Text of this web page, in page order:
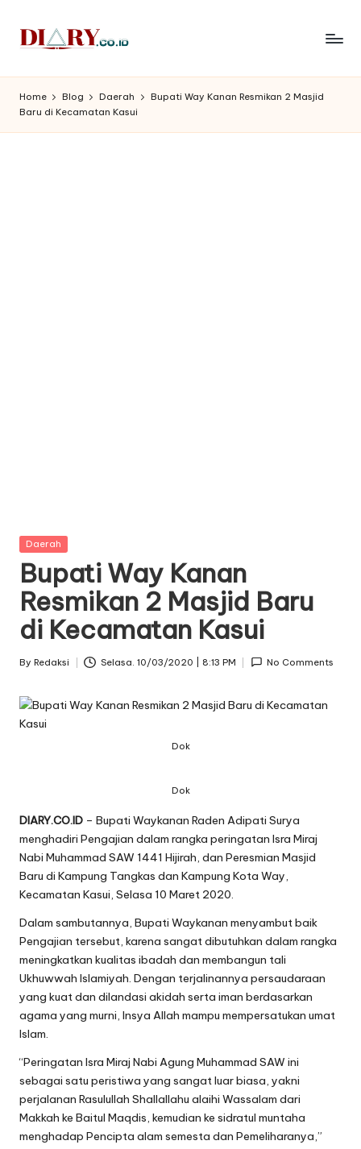
Skip
D
i
a
Indonesia
Home Blog Daerah
Bupati Way Kanan Resmikan 2 Masjid
Baru di Kecamatan Kasui
Posted
Daerah
Bupati Way Kanan
Resmikan 2 Masjid Baru
di Kecamatan Kasui
Posted
By Redaksi Selasa. 10/03/2020 | 8:13 PM No Comments
Dok
Dok
DIARY.CO.ID – Bupati Waykanan Raden Adipati Surya
menghadiri Pengajian dalam rangka peringatan Isra Miraj
Nabi Muhammad SAW 1441 Hijirah, dan Peresmian Masjid
Baru di Kampung Tangkas dan Kampung Kota Way,
Kecamatan Kasui, Selasa 10 Maret 2020.
Dalam sambutannya, Bupati Waykanan menyambut baik
Pengajian tersebut, karena sangat dibutuhkan dalam rangka
meningkatkan kualitas ibadah dan membangun tali
Ukhuwwah Islamiyah. Dengan terjalinannya persaudaraan
yang kuat dan dilandasi akidah serta iman berdasarkan
agama yang murni, Insya Allah mampu mempersatukan umat
Islam.
“Peringatan Isra Miraj Nabi Agung Muhammad SAW ini
sebagai satu peristiwa yang sangat luar biasa, yakni
perjalanan Rasulullah Shallallahu alaihi Wassalam dari
Makkah ke Baitul Maqdis, kemudian ke sidratul muntaha
menghadap Pencipta alam semesta dan Pemeliharanya,”